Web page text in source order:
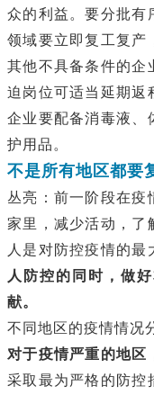
众的利益。要分批有
领域要立即复工复产
其他不具备条件的企
迫岗位可适当延期返
企业要配备消毒液、
护用品。
不是所有地区都要
丛亮：前一阶段在疫
家里，减少活动，了
人是对防控疫情的最
人防控的同时，做
献。
不同地区的疫情情况
对于疫情严重的地区
采取最为严格的防控